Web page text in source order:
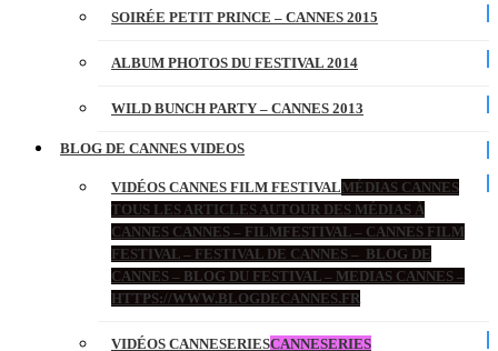
SOIRÉE PETIT PRINCE – CANNES 2015
ALBUM PHOTOS DU FESTIVAL 2014
WILD BUNCH PARTY – CANNES 2013
BLOG DE CANNES VIDEOS
VIDÉOS CANNES FILM FESTIVALMÉDIAS CANNES
TOUS LES ARTICLES AUTOUR DES MÉDIAS À
CANNES CANNES – FILMFESTIVAL – CANNES FILM
FESTIVAL – FESTIVAL DE CANNES – BLOG DE
CANNES – BLOG DU FESTIVAL – MEDIAS CANNES –
HTTPS://WWW.BLOGDECANNES.FR
VIDÉOS CANNESERIESCANNESERIES